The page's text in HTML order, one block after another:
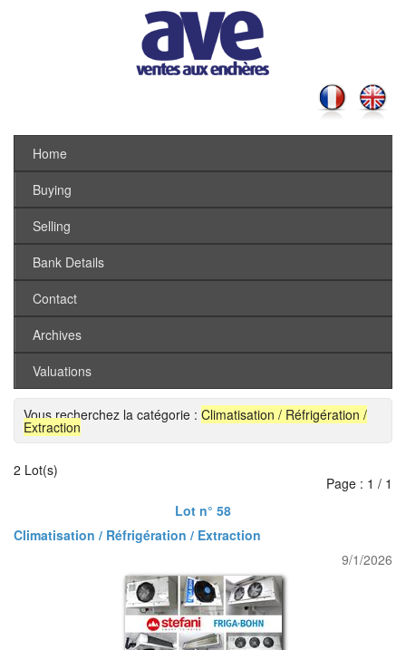
Home
Buying
Selling
Bank Details
Contact
Archives
Valuations
Vous recherchez la catégorie : Climatisation / Réfrigération /
Extraction
2 Lot(s)
Page : 1 / 1
Lot n° 58
Climatisation / Réfrigération / Extraction
9/1/2026